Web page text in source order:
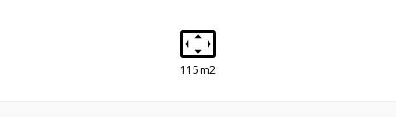
115m2